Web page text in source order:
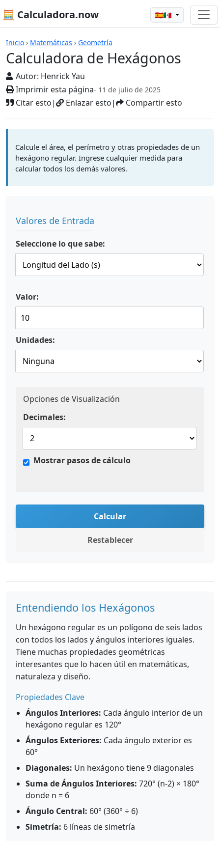
🧮 Calculadora.now 🇪🇸🇲🇽
Inicio › Matemáticas › Geometría
Calculadora de Hexágonos
Autor: Henrick Yau
Imprimir esta página- 11 de julio de 2025
Citar esto| Enlazar esto| Compartir esto
Calculadoras
Calcule el área, el perímetro y otras propiedades de un
hexágono regular. Ingrese cualquier medida para
calcular todos los demás valores.
Valores de Entrada
Seleccione lo que sabe:
Valor:
Unidades:
Opciones de Visualización
Decimales:
Mostrar pasos de cálculo
Calcular
Restablecer
Entendiendo los Hexágonos
Un hexágono regular es un polígono de seis lados
con todos los lados y ángulos interiores iguales.
Tiene muchas propiedades geométricas
interesantes que lo hacen útil en matemáticas,
naturaleza y diseño.
Propiedades Clave
Ángulos Interiores: Cada ángulo interior de un
hexágono regular es 120°
Ángulos Exteriores: Cada ángulo exterior es
60°
Diagonales: Un hexágono tiene 9 diagonales
Suma de Ángulos Interiores: 720° (n-2) × 180°
donde n = 6
Ángulo Central: 60° (360° ÷ 6)
Simetría: 6 líneas de simetría